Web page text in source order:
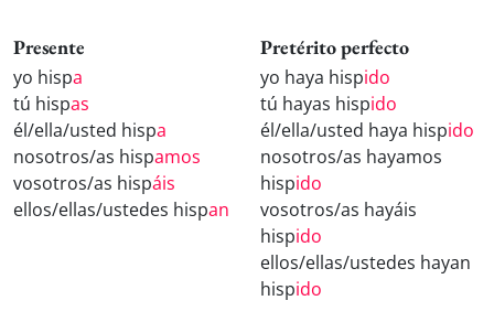
Presente
yo hispa
tú hispas
él/ella/usted hispa
nosotros/as hispamos
vosotros/as hispáis
ellos/ellas/ustedes hispan
Pretérito perfecto
yo haya hispido
tú hayas hispido
él/ella/usted haya hispido
nosotros/as hayamos
hispido
vosotros/as hayáis
hispido
ellos/ellas/ustedes hayan
hispido